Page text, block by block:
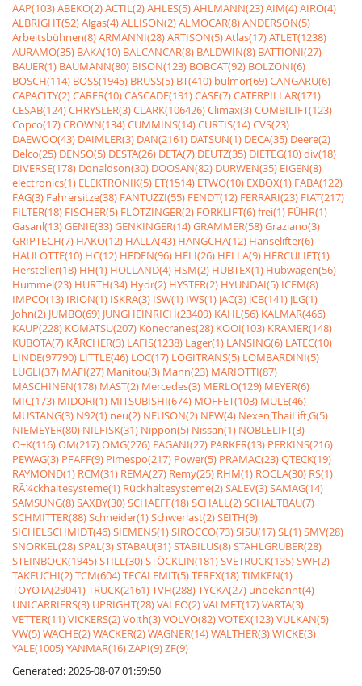
AAP(103)ABEKO(2)ACTIL(2)AHLES(5)AHLMANN(23)AIM(4)AIRO(4)
ALBRIGHT(52)Algas(4)ALLISON(2)ALMOCAR(8)ANDERSON(5)
Arbeitsbühnen(8)ARMANNI(28)ARTISON(5)Atlas(17)ATLET(1238)
AURAMO(35) BAKA(10) BALCANCAR(8) BALDWIN(8) BATTIONI(27)
BAUER(1) BAUMANN(80) BISON(123) BOBCAT(92) BOLZONI(6)
BOSCH(114) BOSS(1945) BRUSS(5) BT(410) bulmor(69)CANGARU(6)
CAPACITY(2)CARER(10)CASCADE(191)CASE(7)CATERPILLAR(171)
CESAB(124)CHRYSLER(3)CLARK(106426)Climax(3)COMBILIFT(123)
Copco(17)CROWN(134)CUMMINS(14)CURTIS(14)CVS(23)
DAEWOO(43) DAIMLER(3) DAN(2161) DATSUN(1) DECA(35) Deere(2)
Delco(25) DENSO(5) DESTA(26) DETA(7) DEUTZ(35) DIETEG(10)div(18)
DIVERSE(178) Donaldson(30) DOOSAN(82) DURWEN(35) EIGEN(8)
electronics(1) ELEKTRONIK(5) ET(1514) ETWO(10) EXBOX(1) FABA(122)
FAG(3) Fahrersitze(38) FANTUZZI(55) FENDT(12) FERRARI(23) FIAT(217)
FILTER(18) FISCHER(5) FLÖTZINGER(2) FORKLIFT(6)frei(1) FÜHR(1)
Gasanl(13)GENIE(33)GENKINGER(14)GRAMMER(58)Graziano(3)
GRIPTECH(7) HAKO(12) HALLA(43) HANGCHA(12) Hanselifter(6)
HAULOTTE(10) HC(12) HEDEN(96) HELI(26) HELLA(9) HERCULIFT(1)
Hersteller(18) HH(1) HOLLAND(4) HSM(2) HUBTEX(1) Hubwagen(56)
Hummel(23) HURTH(34) Hydr(2) HYSTER(2) HYUNDAI(5) ICEM(8)
IMPCO(13) IRION(1) ISKRA(3) ISW(1) IWS(1) JAC(3) JCB(141) JLG(1)
John(2) JUMBO(69) JUNGHEINRICH(23409) KAHL(56) KALMAR(466)
KAUP(228) KOMATSU(207) Konecranes(28) KOOI(103) KRAMER(148)
KUBOTA(7) KÃRCHER(3) LAFIS(1238) Lager(1) LANSING(6) LATEC(10)
LINDE(97790) LITTLE(46) LOC(17) LOGITRANS(5) LOMBARDINI(5)
LUGLI(37) MAFI(27) Manitou(3) Mann(23) MARIOTTI(87)
MASCHINEN(178) MAST(2) Mercedes(3) MERLO(129) MEYER(6)
MIC(173) MIDORI(1) MITSUBISHI(674) MOFFET(103) MULE(46)
MUSTANG(3) N92(1) neu(2) NEUSON(2) NEW(4) Nexen,ThaiLift,G(5)
NIEMEYER(80) NILFISK(31) Nippon(5) Nissan(1) NOBLELIFT(3)
O+K(116)OM(217)OMG(276) PAGANI(27) PARKER(13) PERKINS(216)
PEWAG(3) PFAFF(9) Pimespo(217) Power(5) PRAMAC(23)QTECK(19)
RAYMOND(1) RCM(31) REMA(27) Remy(25) RHM(1) ROCLA(30) RS(1)
RÃ¼ckhaltesysteme(1) Rückhaltesysteme(2)SALEV(3)SAMAG(14)
SAMSUNG(8)SAXBY(30)SCHAEFF(18)SCHALL(2)SCHALTBAU(7)
SCHMITTER(88)Schneider(1)Schwerlast(2)SEITH(9)
SICHELSCHMIDT(46)SIEMENS(1)SIROCCO(73)SISU(17)SL(1)SMV(28)
SNORKEL(28)SPAL(3)STABAU(31)STABILUS(8)STAHLGRUBER(28)
STEINBOCK(1945)STILL(30)STÖCKLIN(181)SVETRUCK(135)SWF(2)
TAKEUCHI(2)TCM(604)TECALEMIT(5)TEREX(18)TIMKEN(1)
TOYOTA(29041)TRUCK(2161)TVH(288)TYCKA(27) unbekannt(4)
UNICARRIERS(3) UPRIGHT(28)VALEO(2)VALMET(17)VARTA(3)
VETTER(11)VICKERS(2)Voith(3)VOLVO(82)VOTEX(123)VULKAN(5)
VW(5)WACHE(2)WACKER(2)WAGNER(14)WALTHER(3)WICKE(3)
YALE(1005)YANMAR(16)ZAPI(9)ZF(9)
Generated: 2026-08-07 01:59:50